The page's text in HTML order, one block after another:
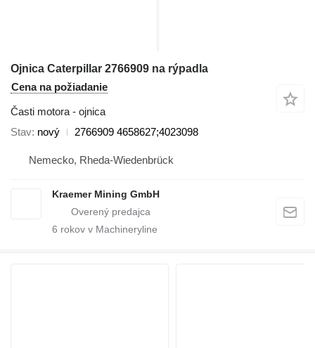
Ojnica Caterpillar 2766909 na rýpadla
Cena na požiadanie
Časti motora - ojnica
Stav nový 2766909 4658627;4023098
Nemecko, Rheda-Wiedenbrück
Kraemer Mining GmbH
6 rokov v Machineryline